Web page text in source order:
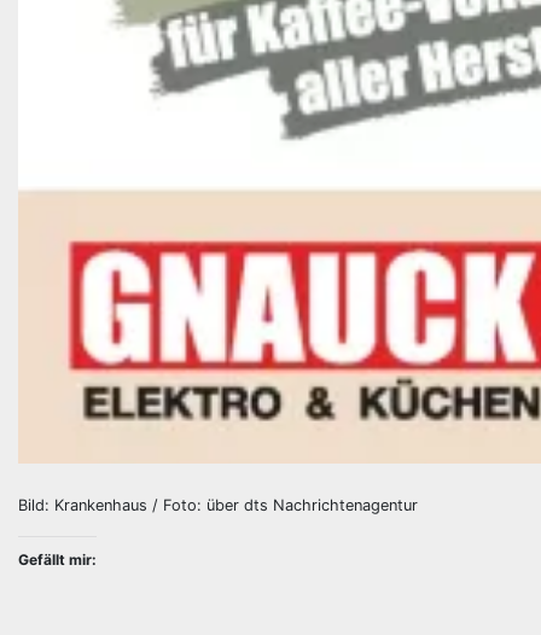
Bild: Krankenhaus / Foto: über dts Nachrichtenagentur
Gefällt mir: